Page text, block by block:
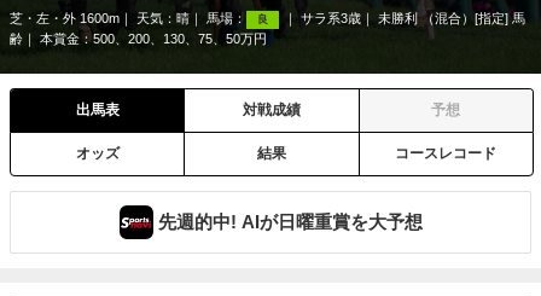
芝・左・外 1600m 天気： 晴 馬場： 良 サラ系3歳
未勝利 （混合）[指定] 馬
齢
本賞金：500、200、130、75、50万円
出馬表 対戦成績 予想
オッズ 結果 コースレコード
先週的中! AIが日曜重賞を大予想